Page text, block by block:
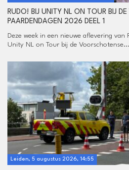
RUDO! BIJ UNITY NL ON TOUR BIJ
PAARDENDAGEN 2026 DEEL 1
Deze week in een nieuwe aflevering
Unity NL on Tour bij de Voorschotense...
Leiden, 5 augustus 2026, 14:55